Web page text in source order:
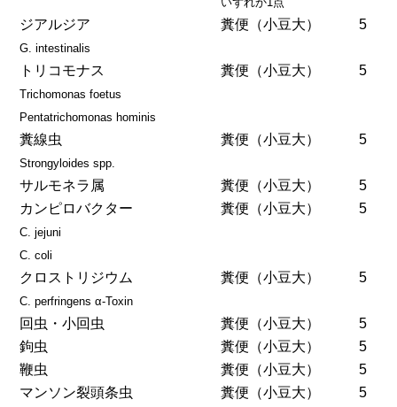
ジアルジア
G. intestinalis
糞便（小豆大） 5
トリコモナス
Trichomonas foetus
Pentatrichomonas hominis
糞便（小豆大） 5
糞線虫
Strongyloides spp.
糞便（小豆大） 5
サルモネラ属 糞便（小豆大）
5
カンピロバクター
C. jejuni
C. coli
糞便（小豆大） 5
クロストリジウム
C. perfringens α-Toxin
糞便（小豆大） 5
回虫・小回虫 糞便（小豆大）
5
鉤虫
糞便（小豆大）
5
鞭虫
糞便（小豆大）
5
マンソン裂頭条虫
糞便（小豆大）
5